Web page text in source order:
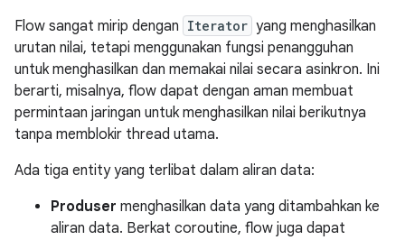
Flow sangat mirip dengan Iterator yang menghasilkan
urutan nilai, tetapi menggunakan fungsi penangguhan
untuk menghasilkan dan memakai nilai secara asinkron. Ini
berarti, misalnya, flow dapat dengan aman membuat
permintaan jaringan untuk menghasilkan nilai berikutnya
tanpa memblokir thread utama.
Ada tiga entity yang terlibat dalam aliran data:
Produser menghasilkan data yang ditambahkan ke
aliran data. Berkat coroutine, flow juga dapat